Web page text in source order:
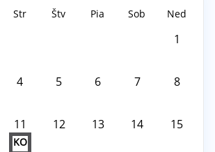
Str Štv Pia Sob Ned
1
4 5 6 7 8
11
KO
12 13 14 15